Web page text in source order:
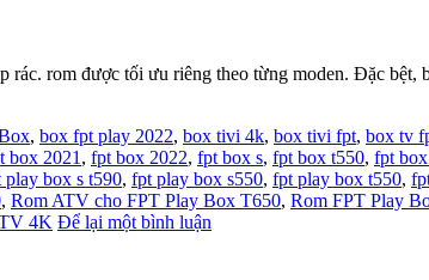
rom được tối ưu riêng theo từng moden. Đặc bệt,
, box fpt play 2022, box tivi 4k, box tivi fpt, box tv
box 2021 , fpt box 2022, fpt box s, fpt box t550, fpt
play box s t590, fpt play box s550, fpt play box t550,
, Rom ATV cho FPT Play Box T650, Rom FPT Play
4K Để lại một bình luận